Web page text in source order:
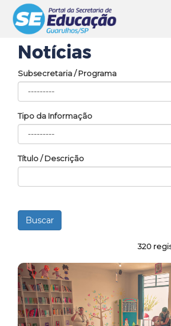
Notícias
Subsecretaria / Programa
Tipo da Informação
Título / Descrição
320